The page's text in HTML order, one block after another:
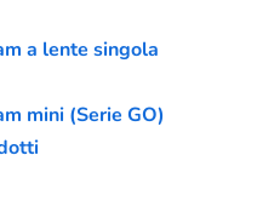
a lente singola
mini (Serie GO)